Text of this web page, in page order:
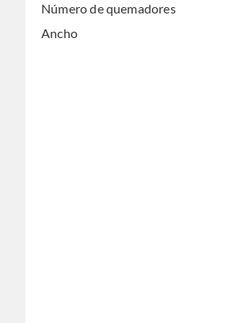
Número de quemadores
Ancho